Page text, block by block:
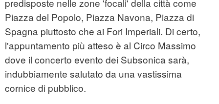
predisposte nelle zone 'focali' della città come
Piazza del Popolo, Piazza Navona, Piazza di
Spagna piuttosto che ai Fori Imperiali. Di certo,
l'appuntamento più atteso è al Circo Massimo
dove il concerto evento dei Subsonica sarà,
indubbiamente salutato da una vastissima
cornice di pubblico.